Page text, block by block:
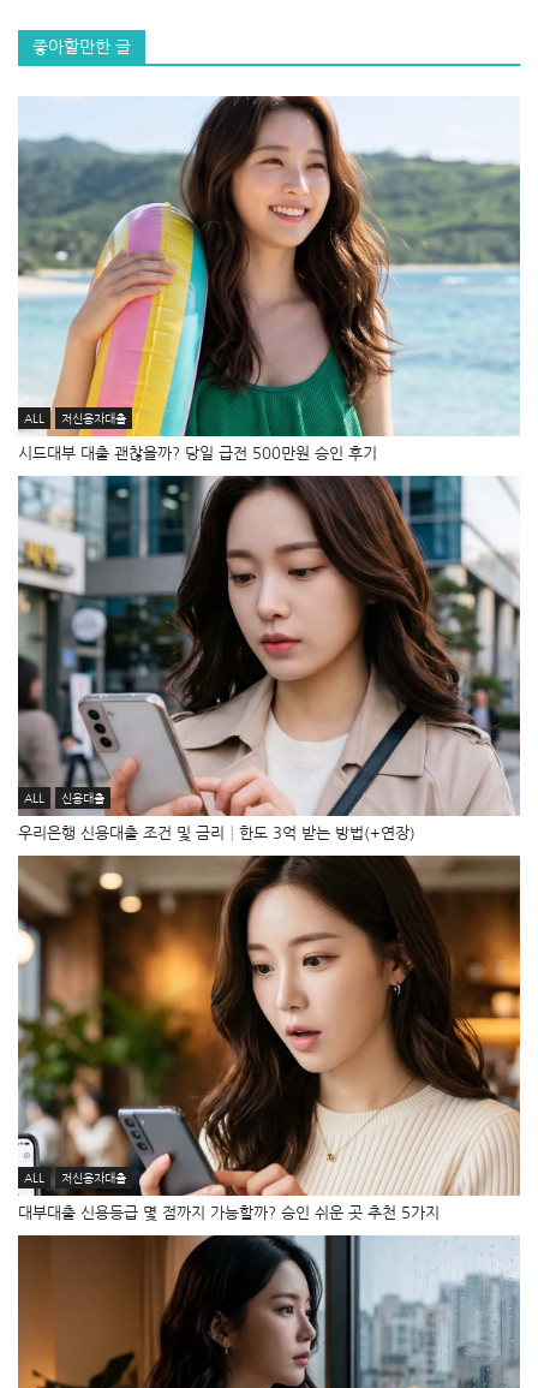
좋아할만한 글
ALL 저신용자대출
시드대부 대출 괜찮을까? 당일 급전 500만원 승인 후기
ALL 신용대출
우리은행 신용대출 조건 및 금리│한도 3억 받는 방법(+연장)
ALL 저신용자대출
대부대출 신용등급 몇 점까지 가능할까? 승인 쉬운 곳 추천 5가지